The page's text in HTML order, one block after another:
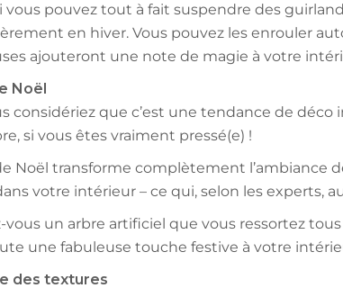
vous pouvez tout à fait suspendre des
en hiver. Vous pouvez les enrouler
ajouteront une note de magie à votre
Noël
considériez que c’est une tendance de
si vous êtes vraiment pressé(e) !
Noël transforme complètement l’ambiance
votre intérieur – ce qui, selon les experts,
vous un arbre artificiel que vous ressortez
une fabuleuse touche festive à votre
des textures